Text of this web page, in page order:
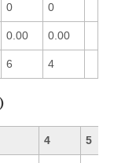
0 0
0.00 0.00
6 4
4 5